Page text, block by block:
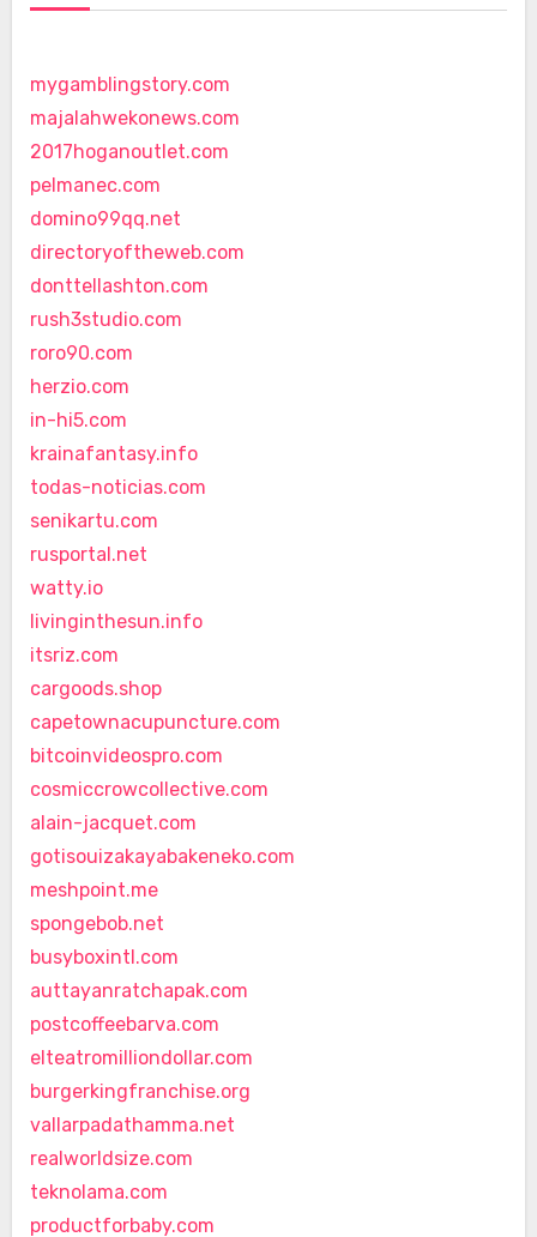
mygamblingstory.com
majalahwekonews.com
2017hoganoutlet.com
pelmanec.com
domino99qq.net
directoryoftheweb.com
donttellashton.com
rush3studio.com
roro90.com
herzio.com
in-hi5.com
krainafantasy.info
todas-noticias.com
senikartu.com
rusportal.net
watty.io
livinginthesun.info
itsriz.com
cargoods.shop
capetownacupuncture.com
bitcoinvideospro.com
cosmiccrowcollective.com
alain-jacquet.com
gotisouizakayabakeneko.com
meshpoint.me
spongebob.net
busyboxintl.com
auttayanratchapak.com
postcoffeebarva.com
elteatromilliondollar.com
burgerkingfranchise.org
vallarpadathamma.net
realworldsize.com
teknolama.com
productforbaby.com